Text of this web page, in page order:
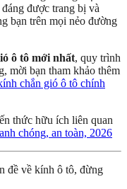
được trang bị và
bạn trên mọi nẻo đường
ô tô mới nhất, quy trình
mời bạn tham khảo thêm
chắn gió ô tô chính
thức hữu ích liên quan
chóng, an toàn, 2026
đề về kính ô tô, đừng